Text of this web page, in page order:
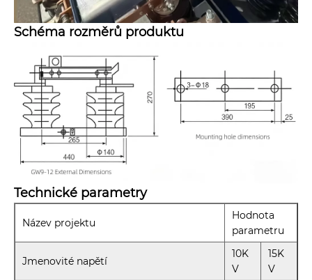
Schéma rozměrů produktu
Technické parametry
Název projektu
Hodnota
parametru
Jmenovité napětí
10K
V
15K
V